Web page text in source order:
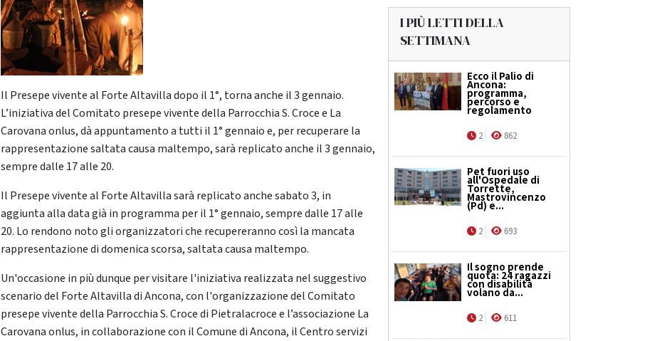
Il Presepe vivente al Forte Altavilla dopo il 1°, torna anche il 3 gennaio.
L’iniziativa del Comitato presepe vivente della Parrocchia S. Croce e La
Carovana onlus, dà appuntamento a tutti il 1° gennaio e, per recuperare la
rappresentazione saltata causa maltempo, sarà replicato anche il 3 gennaio,
sempre dalle 17 alle 20.
Il Presepe vivente al Forte Altavilla sarà replicato anche sabato 3, in
aggiunta alla data già in programma per il 1° gennaio, sempre dalle 17 alle
20. Lo rendono noto gli organizzatori che recupereranno così la mancata
rappresentazione di domenica scorsa, saltata causa maltempo.
Un'occasione in più dunque per visitare l'iniziativa realizzata nel suggestivo
scenario del Forte Altavilla di Ancona, con l'organizzazione del Comitato
presepe vivente della Parrocchia S. Croce di Pietralacroce e l’associazione La
Carovana onlus, in collaborazione con il Comune di Ancona, il Centro servizi
I PIÙ LETTI DELLA
SETTIMANA
Ecco il Palio di
Ancona:
programma,
percorso e
regolamento
2 862
Pet fuori uso
all'Ospedale di
Torrette,
Mastrovincenzo
(Pd) e...
2 693
Il sogno prende
quota: 24 ragazzi
con disabilità
volano da...
2 611